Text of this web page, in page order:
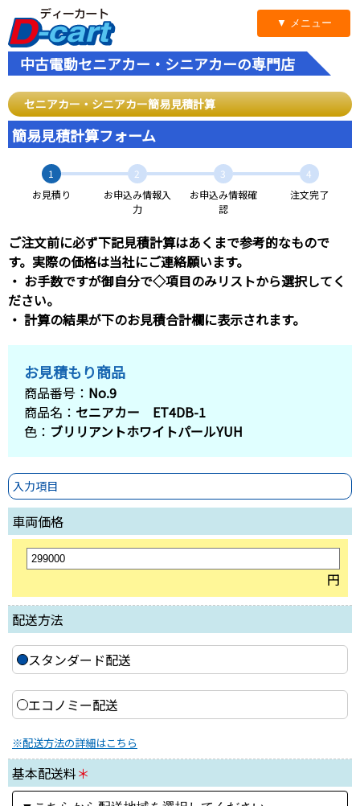
中古電動セニアカー・シニアカーの専門店
セニアカー・シニアカー簡易見積計算
簡易見積計算フォーム
1
お見積り
2
お申込み情報入
力
3
お申込み情報確
認
4
注文完了
ご注文前に必ず下記見積計算はあくまで参考的なもので
す。実際の価格は当社にご連絡願います。
・ お手数ですが御自分で◇項目のみリストから選択してく
ださい。
・ 計算の結果が下のお見積合計欄に表示されます。
お見積もり商品
商品番号： No.9
商品名： セニアカー ET4DB-1
色： ブリリアントホワイトパールYUH
入力項目
車両価格
円
配送方法
スタンダード配送
エコノミー配送
※配送方法の詳細はこちら
基本配送料＊
▼ メニュー